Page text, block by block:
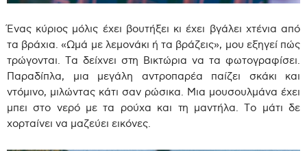
Ένας κύριος μόλις έχει βουτήξει κι έχει βγάλει χτένια από
τα βράχια. «Ωμά με λεμονάκι ή τα βράζεις», μου εξηγεί πώς
τρώγονται. Τα δείχνει στη Βικτώρια να τα φωτογραφίσει.
Παραδίπλα, μια μεγάλη αντροπαρέα παίζει σκάκι και
ντόμινο, μιλώντας κάτι σαν ρώσικα. Μια μουσουλμάνα έχει
μπει στο νερό με τα ρούχα και τη μαντήλα. Το μάτι δε
χορταίνει να μαζεύει εικόνες.